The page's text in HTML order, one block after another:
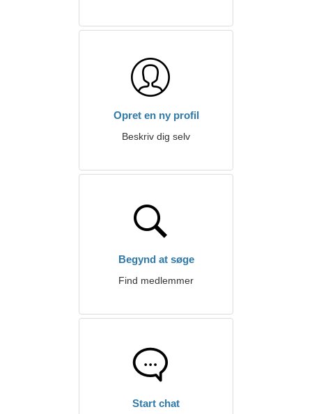
Opret en ny profil
Beskriv dig selv
Begynd at søge
Find medlemmer
Start chat